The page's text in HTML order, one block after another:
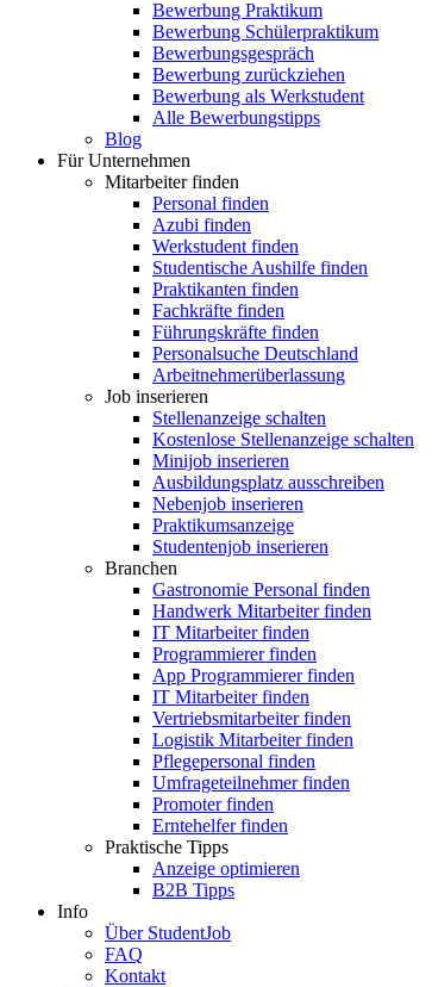
Bewerbung Praktikum
Bewerbung Schülerpraktikum
Bewerbungsgespräch
Bewerbung zurückziehen
Bewerbung als Werkstudent
Alle Bewerbungstipps
Blog
Für Unternehmen
Mitarbeiter finden
Personal finden
Azubi finden
Werkstudent finden
Studentische Aushilfe finden
Praktikanten finden
Fachkräfte finden
Führungskräfte finden
Personalsuche Deutschland
Arbeitnehmerüberlassung
Job inserieren
Stellenanzeige schalten
Kostenlose Stellenanzeige schalten
Minijob inserieren
Ausbildungsplatz ausschreiben
Nebenjob inserieren
Praktikumsanzeige
Studentenjob inserieren
Branchen
Gastronomie Personal finden
Handwerk Mitarbeiter finden
IT Mitarbeiter finden
Programmierer finden
App Programmierer finden
IT Mitarbeiter finden
Vertriebsmitarbeiter finden
Logistik Mitarbeiter finden
Pflegepersonal finden
Umfrageteilnehmer finden
Promoter finden
Erntehelfer finden
Praktische Tipps
Anzeige optimieren
B2B Tipps
Info
Über StudentJob
FAQ
Kontakt